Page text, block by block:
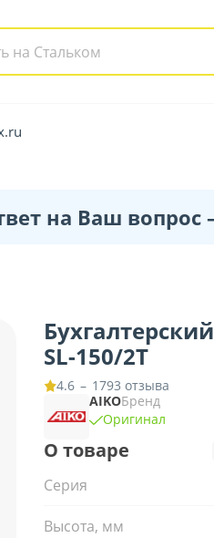
на Ваш вопрос
SL-150/2Т
4.6 – 1793 отзыва
AIKOБренд
Оригинал
О товаре
Серия
Высота, мм